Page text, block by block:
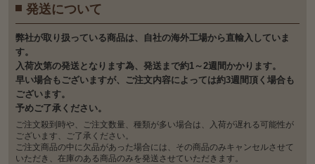
発送について
弊社が取り扱っている商品は、自社の海外工場から直輸入していま
す。
入荷次第の発送となります為、発送まで約1～2週間かかります。
早い場合もございますが、ご注文内容によっては約3週間頂く場合も
ございます。
予めご了承ください。
ご注文殺到時や、ご注文数量、種類が多い場合は、入荷が遅れる可能性が
ございます、ご了承ください。
ご注文商品の中に欠品があった場合には、その商品のみキャンセルさせて
いただき、在庫のある商品のみを発送させていただきます。